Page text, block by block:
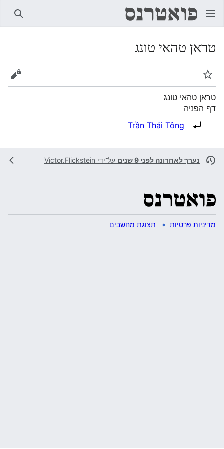
טראן טהאי טונג
מעקב
טראן טהאי טונג
דף הפניה
הפניה ל:
Trần Thái Tông
נערך לאחרונה לפני 9 שנים על־ידי Victor.Flickstein
מדיניות פרטיות תצוגת מחשבים